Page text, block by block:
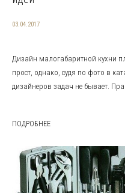
03.04.2017
Дизайн малогабаритной кухни
прост, однако, судя по фото в
дизайнеров задач не бывает.
ПОДРОБНЕЕ